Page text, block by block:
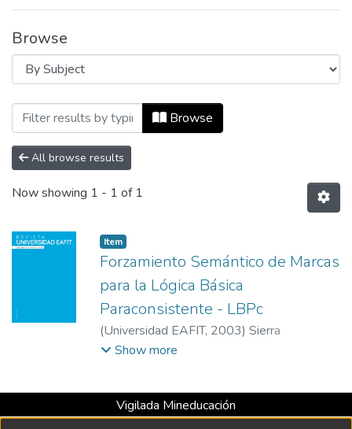
Browse
Browsing Revista Universidad EAFIT,
Browse
All browse results
Now showing 1 - 1 of 1
Item
Forzamiento Semántico de Marcas
para la Lógica Básica
Paraconsistente - LBPc
(Universidad EAFIT, 2003) Sierra
Aristizábal, Manuel
Show more
Vigilada Mineducación
Universidad con Acreditación Institucional hasta 2026 -